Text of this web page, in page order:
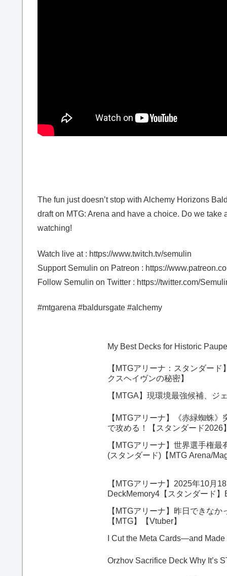
The fun just doesn’t stop with Alchemy Horizons
draft on MTG: Arena and have a choice. Do we
watching!
Watch live at : https://www.twitch.tv/semulin
Support Semulin on Patreon : https://
Follow Semulin on Twitter : https://twitter.com/
#mtgarena #baldursgate #alchemy
My Best Decks for Historic
【MTGアリーナ：スタンダー
クスヘイヴンの秘密】
【MTGA】現環境最強候補、ジ
【MTGアリーナ】《赤緑蜘蛛
で攻める！【スタンダード2026
【MTGアリーナ】世界選手権
(スタンダード)【MTG Arena/
【MTGアリーナ】2025年10月
DeckMemory4【スタンダード】
【MTGアリーナ】昨日できな
【MTG】【Vtuber】
I Cut the Meta Cards—and
Orzhov